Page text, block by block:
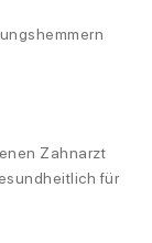
Zahnarzt
für